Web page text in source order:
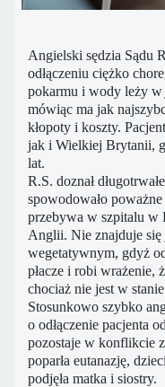
Angielski sędzia Sądu
odłączeniu ciężko
pokarmu i wody leży w
mówiąc ma jak
kłopoty i koszty.
jak i Wielkiej Brytanii,
lat.
R.S. doznał
spowodowało
przebywa w szpitalu w
Anglii. Nie znajduje się
wegetatywnym, gdyż
płacze i robi wrażenie,
chociaż nie jest w
Stosunkowo szybko
o odłączenie pacjenta
pozostaje w konflikcie
poparła eutanazję,
podjęła matka i siostry.